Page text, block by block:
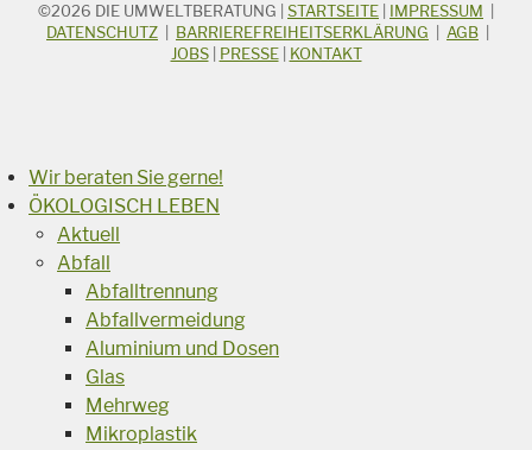
STICHWORTSUCHE
Suchbegriff
©2026 DIE UMWELTBERATUNG STARTSEITE IMPRESSUM
DATENSCHUTZ
BARRIEREFREIHEITSERKLÄRUNG AGB
JOBS| PRESSE| KONTAKT
Wir beraten Sie gerne!
ÖKOLOGISCH LEBEN
Aktuell
Abfall
Abfalltrennung
Abfallvermeidung
Aluminium und Dosen
Glas
Mehrweg
Mikroplastik